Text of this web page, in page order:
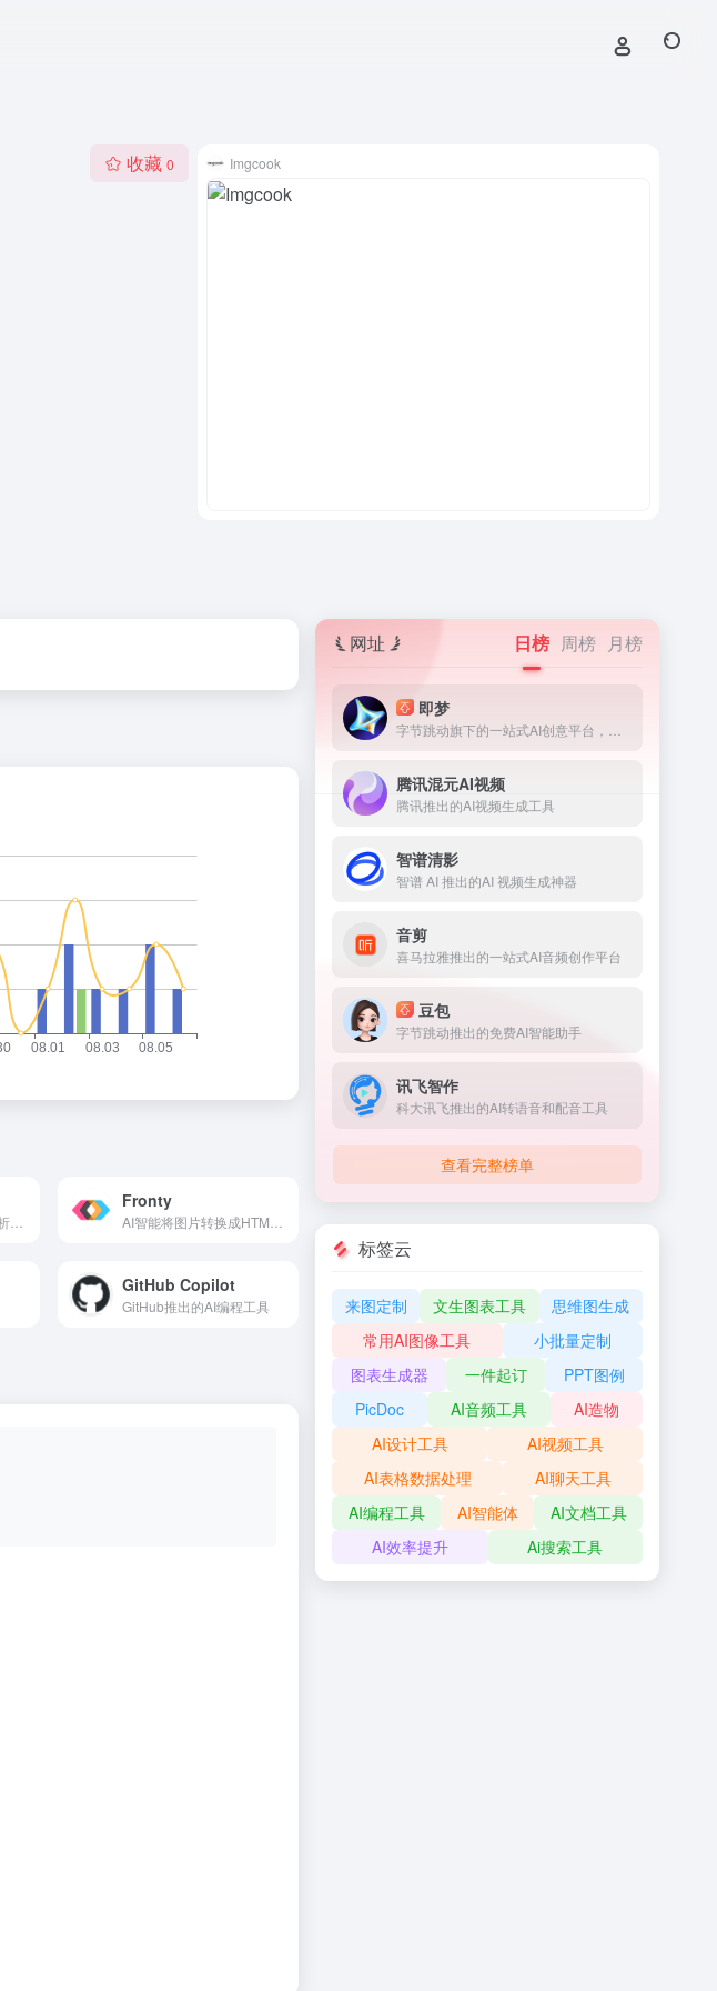
收藏 0 Imgcook
AI代码生成、补全、分析、重构和调试
Fronty
GitHub Copilot
GitHub推出的AI编程工具
网址 日榜 周榜 月榜
即梦
腾讯混元AI视频
腾讯推出的AI视频生成工具
智谱清影
智谱 AI 推出的AI 视频生成神器
音剪
喜马拉雅推出的一站式AI音频创作平台
豆包
字节跳动推出的免费AI智能助手
讯飞智作
科大讯飞推出的AI转语音和配音工具
查看完整榜单
标签云
来图定制 文生图表工具
思维图生成
常用AI图像工具
小批量定制
图表生成器
一件起订
PPT图例
PicDoc
AI音频工具
AI造物
AI设计工具
AI视频工具
AI表格数据处理
AI聊天工具
AI编程工具
AI智能体
AI文档工具
AI效率提升
Ai搜索工具